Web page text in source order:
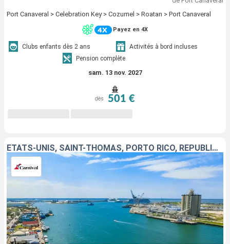
Port Canaveral > Celebration Key > Cozumel > Roatan > Port Canaveral
Payez en 4X
Clubs enfants dès 2 ans
Activités à bord incluses
Pension complète
sam. 13 nov. 2027
dès 501 €
ÉTATS-UNIS, SAINT-THOMAS, PORTO RICO, RÉPUBLIQUE DOMINICAINE, BAHAMAS